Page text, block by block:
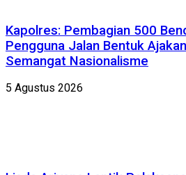
Kapolres: Pembagian 500
Pengguna Jalan Bentuk
Semangat Nasionalisme
5 Agustus 2026